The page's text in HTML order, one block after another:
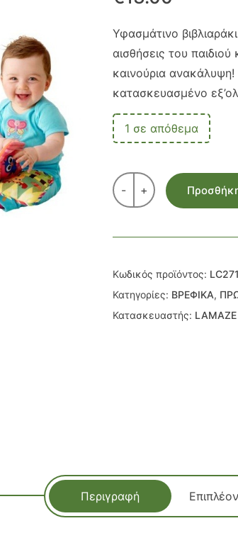
Υφασμάτινο
αισθήσεις του
καινούρια
κατασκευασμένο
1 σε απόθεμα
- +
Κωδικός προϊόντος:
Κατηγορίες: ΒΡΕΦΙΚΑ,
Κατασκευαστής: LAMAZE
Περιγραφή